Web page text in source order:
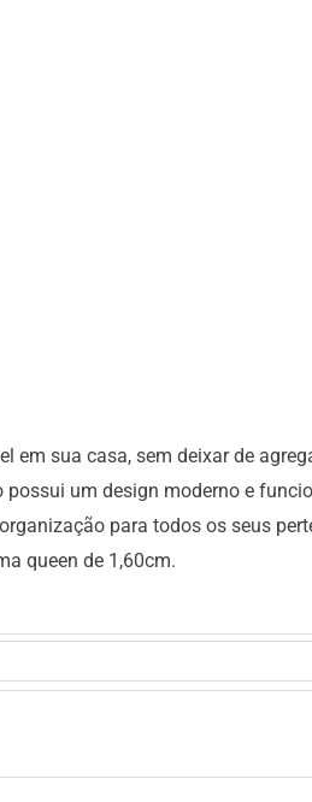
em sua casa, sem deixar de
um design moderno e
para todos os seus
queen de 1,60cm.